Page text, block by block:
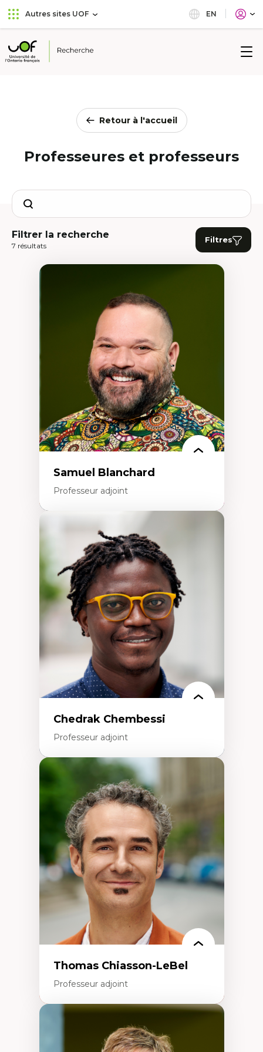
Aller
au
principal
Passer
au
Autres sites UOF EN
Université
Retour à l'accueil
Professeures et professeurs
Search
Filtrer la recherche
7 résultats
Filtres
Samuel Blanchard
Professeur adjoint
Expertises
Didactique des sciences – processus
d’enquête et culture scientifique
Éducation en milieu minoritaire –
construction identitaire et conscience
critique
Technologies éducatives – ludification et
programmation pédagogique
La langue dans toutes les matières –
environnement discursif et langage
scientifique
Chedrak Chembessi
Professeur adjoint
Économie circulaire
Modèles d’affaires durables
Histoire des faits économiques
Gestion durable des ressources naturelles
Écologie industrielle
Aménagement durable du territoire
Développement régional
Coopératives
Télétravail en milieu rural francophone
Transition socio-écologique
Thomas Chiasson-LeBel
Professeur adjoint
Théories du développement
Économie politique comparée